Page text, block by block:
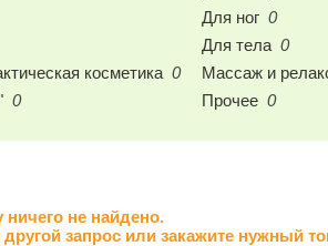
Для ног 0
Для тела 0
косметика 0
Массаж и
0 Прочее 0
не найдено.
запрос или закажите нужный